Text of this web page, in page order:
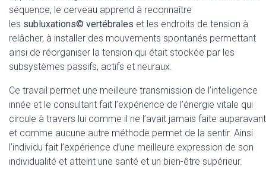
séquence, le cerveau apprend à reconnaître
les subluxations© vertébrales et les endroits de tension à
relâcher, à installer des mouvements spontanés permettant
ainsi de réorganiser la tension qui était stockée par les
subsystèmes passifs, actifs et neuraux.
Ce travail permet une meilleure transmission de l’intelligence
innée et le consultant fait l’expérience de l’énergie vitale qui
circule à travers lui comme il ne l’avait jamais faite auparavant
et comme aucune autre méthode permet de la sentir. Ainsi
l’individu fait l’expérience d’une meilleure expression de son
individualité et atteint une santé et un bien-être supérieur.